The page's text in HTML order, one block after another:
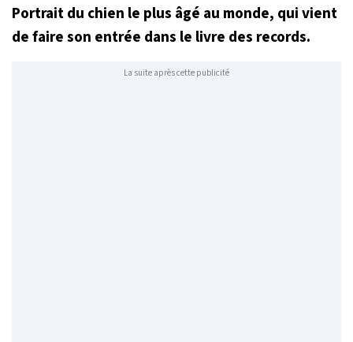
Portrait du chien le plus âgé au monde, qui vient
de faire son entrée dans le livre des records.
La suite après cette publicité